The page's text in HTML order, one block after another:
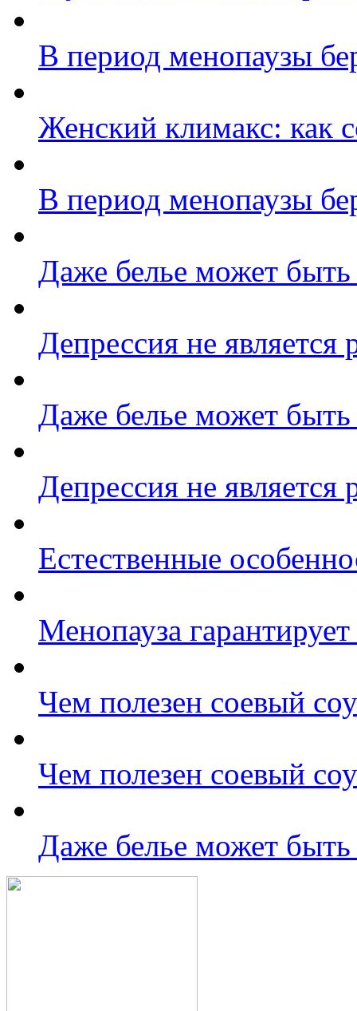
В период менопаузы
Женский климакс: как
В период менопаузы
Даже белье может
Депрессия не является
Даже белье может
Депрессия не является
Естественные
Менопауза
Чем полезен соевый
Чем полезен соевый
Даже белье может